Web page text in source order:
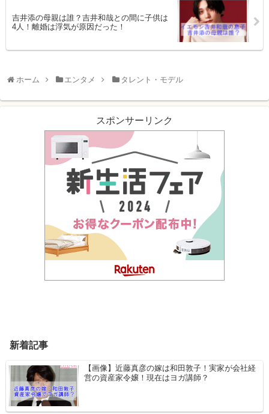
吉井添の母親は誰？吉井和哉との間に子供は
4人！離婚は浮気が原因だった！
ホーム エンタメ タレント・モデル
スポンサーリンク
新着記事
【画像】近藤真彦の嫁は和田敦子！実家が会社経
営の資産家令嬢！現在はヨガ講師？